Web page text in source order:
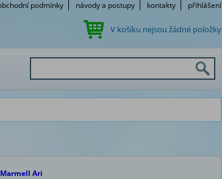
podmínky návody a postupy kontakty přihlášení
V košíku nejsou žádné položky
Marmell Ari